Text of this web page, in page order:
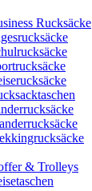
Rucksäcke
& Trolleys